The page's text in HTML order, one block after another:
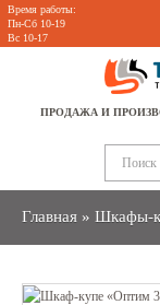
Время работы:
Пн-Сб 10-19
Вс 10-17
ПРОДАЖА И
Главная » Шкафы-
Sale